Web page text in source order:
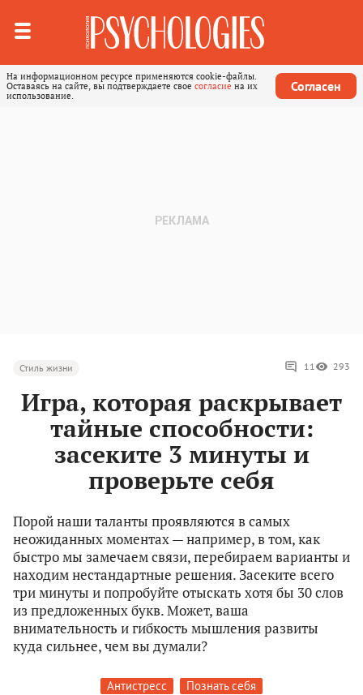
На информационном ресурсе применяются cookie-файлы.
Оставаясь на сайте, вы подтверждаете свое согласие на их
использование.
Согласен
Стиль жизни 11 293
Игра, которая раскрывает
тайные способности:
засеките 3 минуты и
проверьте себя
Порой наши таланты проявляются в самых
неожиданных моментах — например, в том, как
быстро мы замечаем связи, перебираем варианты и
находим нестандартные решения. Засеките всего
три минуты и попробуйте отыскать хотя бы 30 слов
из предложенных букв. Может, ваша
внимательность и гибкость мышления развиты
куда сильнее, чем вы думали?
Антистресс Познать себя